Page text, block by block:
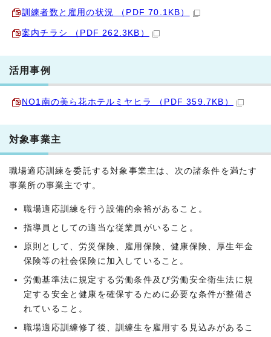
訓練者数と雇用の状況 （PDF 70.1KB）
案内チラシ （PDF 262.3KB）
活用事例
NO1南の美ら花ホテルミヤヒラ （PDF 359.7KB）
対象事業主
職場適応訓練を委託する対象事業主は、次の諸条件を満たす
事業所の事業主です。
職場適応訓練を行う設備的余裕があること。
指導員としての適当な従業員がいること。
原則として、労災保険、雇用保険、健康保険、厚生年金
保険等の社会保険に加入していること。
労働基準法に規定する労働条件及び労働安全衛生法に規
定する安全と健康を確保するために必要な条件が整備さ
れていること。
職場適応訓練修了後、訓練生を雇用する見込みがあるこ